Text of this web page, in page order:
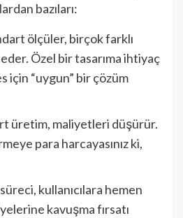
bazıları:
ölçüler, birçok farklı
Özel bir tasarıma ihtiyaç
için “uygun” bir çözüm
üretim, maliyetleri düşürür.
para harcayasınız ki,
kullanıcılara hemen
kavuşma fırsatı